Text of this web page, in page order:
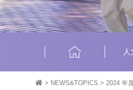
HOME
> NEWS&TOPICS > 2024 年